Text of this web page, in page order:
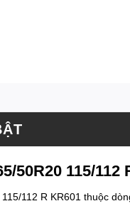
50R20 115/
112 R KR601 thuộc